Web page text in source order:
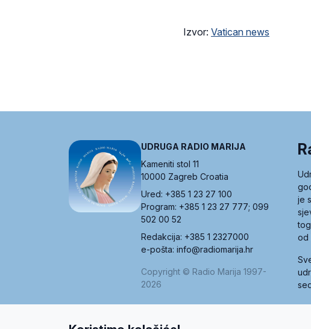
Izvor: Vatican news
UDRUGA RADIO MARIJA
Kameniti stol 11
10000 Zagreb Croatia
Ured: +385 1 23 27 100
Program: +385 1 23 27 777; 099
502 00 52
Redakcija: +385 1 2327000
e-pošta: info@radiomarija.hr
Copyright © Radio Marija 1997-
2026
je
od